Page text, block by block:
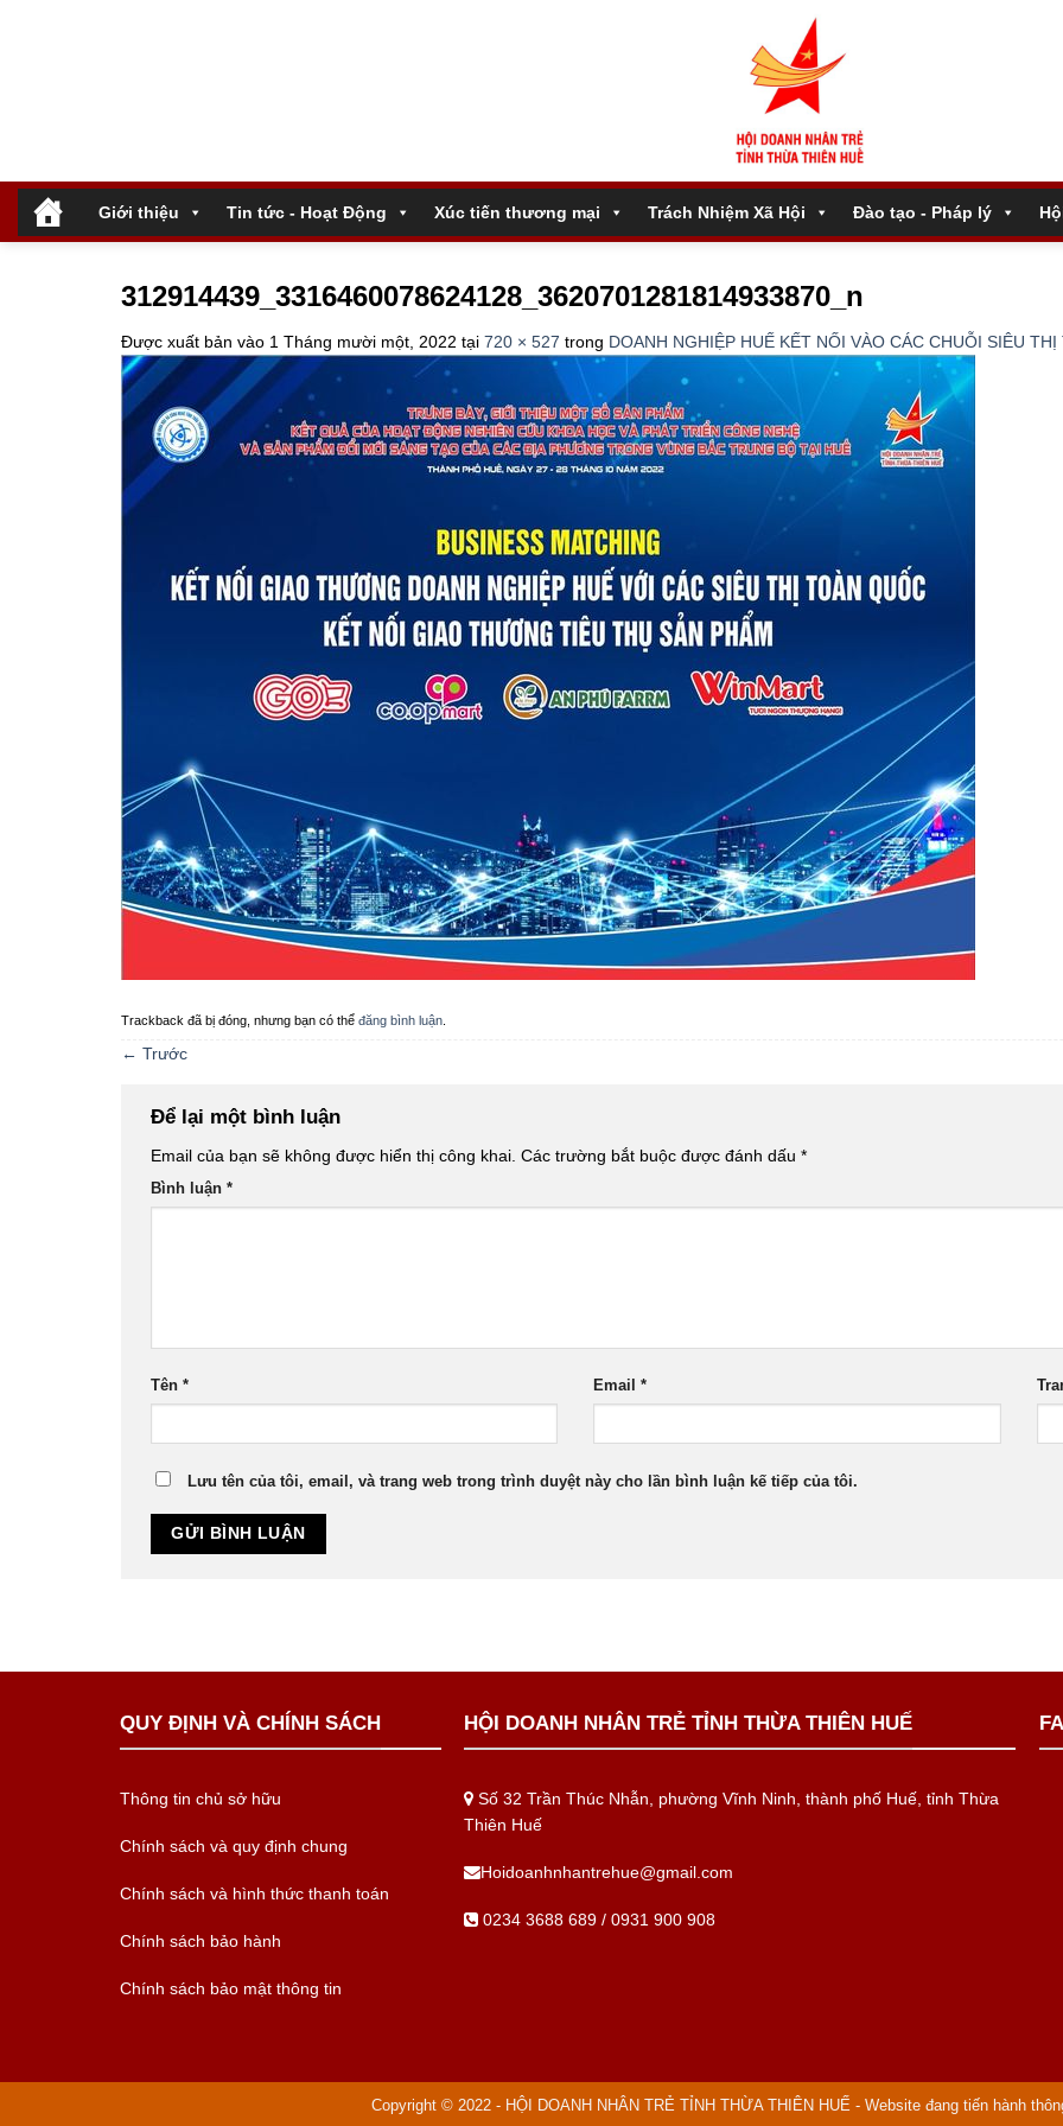
Giới thiệu Tin tức - Hoạt Động Xúc tiến thương mại Trách Nhiệm Xã Hội Đào tạo - Pháp lý
312914439_3316460078624128_3620701281814933870_n
Được xuất bản vào 1 Tháng mười một, 2022 tại 720 × 527 trong DOANH NGHIỆP HUẾ KẾT NỐI VÀO CÁC CHUỖI SIÊU
Trackback đã bị đóng, nhưng bạn có thể đăng bình luận.
← Trước
Để lại một bình luận
Email của bạn sẽ không được hiển thị công khai. Các trường bắt buộc được đánh dấu *
Bình luận *
Tên * Email*
Lưu tên của tôi, email, và trang web trong trình duyệt này cho lần bình luận kế tiếp của tôi.
QUY ĐỊNH VÀ CHÍNH SÁCH
Thông tin chủ sở hữu
Chính sách và quy định chung
Chính sách và hình thức thanh toán
Chính sách bảo hành
Chính sách bảo mật thông tin
HỘI DOANH NHÂN TRẺ TỈNH THỪA THIÊN HUẾ
Số 32 Trần Thúc Nhẫn, phường Vĩnh Ninh, thành phố Huế, tỉnh Thừa
Thiên Huế
Hoidoanhnhantrehue@gmail.com
0234 3688 689 / 0931 900 908
Copyright © 2022 - HỘI DOANH NHÂN TRẺ TỈNH THỪA THIÊN HUẾ - Website đang tiến hành